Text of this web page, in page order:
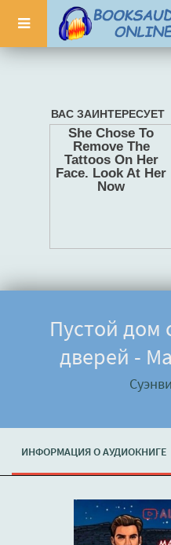
Пустой дом
дверей -
ИНФОРМАЦИЯ О АУДИОКНИГЕ